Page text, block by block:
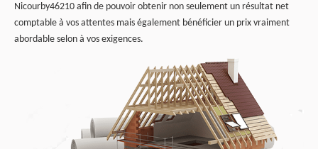
Nicourby46210 afin de pouvoir obtenir non seulement un résultat net
comptable à vos attentes mais également bénéficier un prix vraiment
abordable selon à vos exigences.